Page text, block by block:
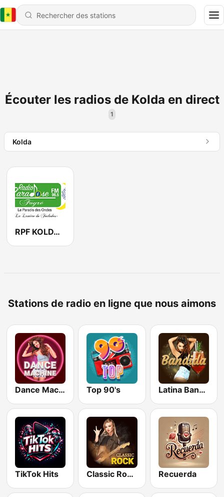
Écouter les radios de Kolda en direct
1
Kolda
RPF KOLDA 96.5
Stations de radio en ligne que nous aimons
Dance Machine Top 90's Latina Bandida!
TikTok Hits Classic Rock Station Recuerda